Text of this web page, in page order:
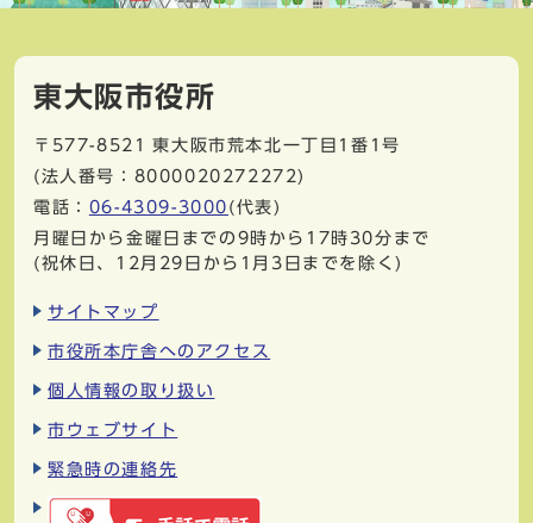
東大阪市役所
〒577-8521
東大阪市荒本北一丁目1番1号
(法人番号：8000020272272)
電話： 06-4309-3000 (代表)
月曜日から金曜日までの9時から17時30分まで
(祝休日、12月29日から1月3日までを除く)
サイトマップ
市役所本庁舎へのアクセス
個人情報の取り扱い
市ウェブサイト
緊急時の連絡先